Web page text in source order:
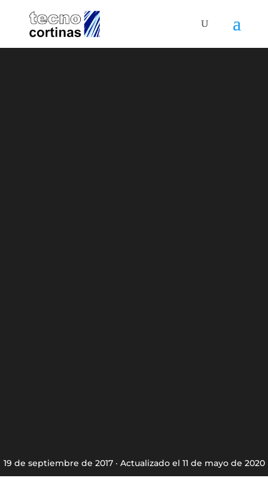
19 de septiembre de 2017 · Actualizado el 11 de mayo de 2020